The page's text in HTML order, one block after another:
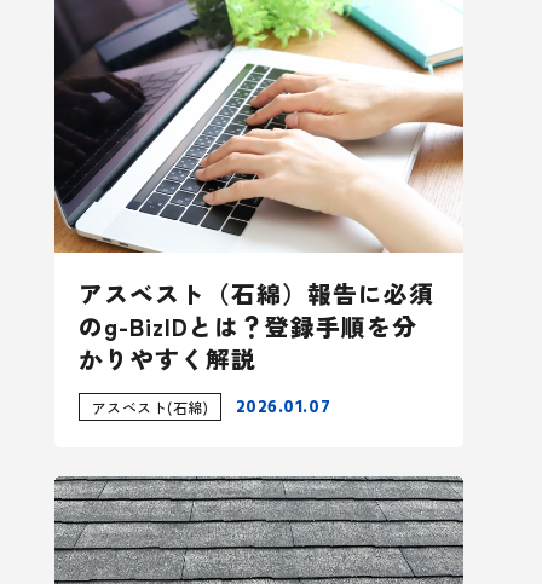
アスベスト（石綿）報告に必須
のg-BizIDとは？登録手順を分
かりやすく解説
アスベスト(石綿) 2026.01.07